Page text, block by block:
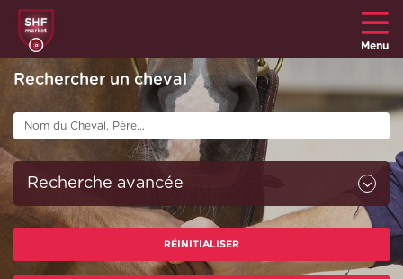
Menu
Rechercher un cheval
Recherche avancée
Race : Toutes
RÉINITIALISER